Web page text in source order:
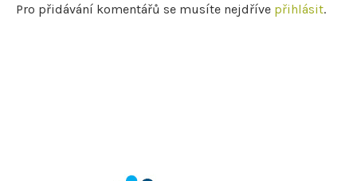
Pro přidávání komentářů se musíte nejdříve přihlásit.